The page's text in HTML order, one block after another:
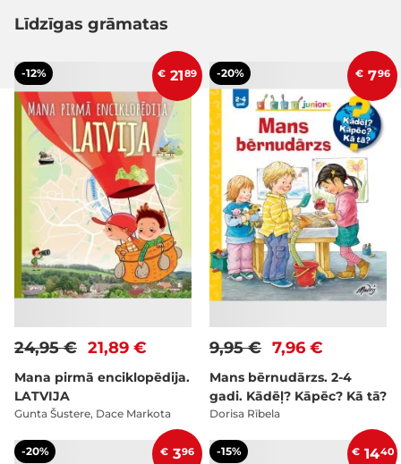
Līdzīgas grāmatas
-12% € 2189
21,89 €
24,95 €
Mana pirmā enciklopēdija.
LATVIJA
Gunta Šustere, Dace Markota
-20% € 796
7,96 €
9,95 €
Mans bērnudārzs. 2-4
gadi. Kādēļ? Kāpēc? Kā tā?
Dorisa Rībela
-20% € 396 -15% € 1440